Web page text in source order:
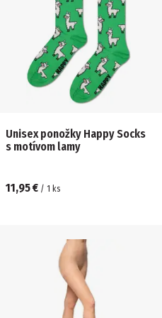
Unisex ponožky Happy Socks
s motívom lamy
11,95 € / 1 ks